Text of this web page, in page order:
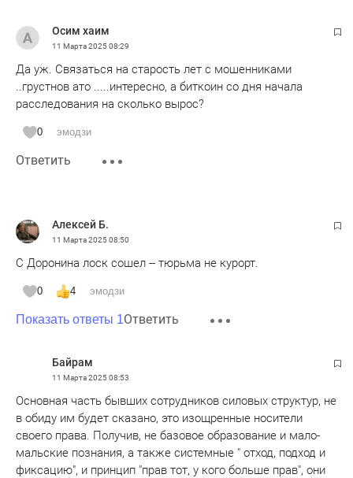
Осим хаим
11 Марта 202508:29
Да уж. Связаться на старость лет с мошенниками
..грустнов ато .....интересно, а биткоин со дня начала
расследования на сколько вырос?
0 эмодзи
Ответить
Алексей Б.
11 Марта 202508:50
С Доронина лоск сошел -- тюрьма не курорт.
0 4 эмодзи
Показать ответы 1Ответить
Байрам
11 Марта 202508:53
Основная часть бывших сотрудников силовых структур, не
в обиду им будет сказано, это изощренные носители
своего права. Получив, не базовое образование и мало-
мальские познания, а также системные " отход, подход и
фиксацию", и принцип "прав тот, у кого больше прав", они